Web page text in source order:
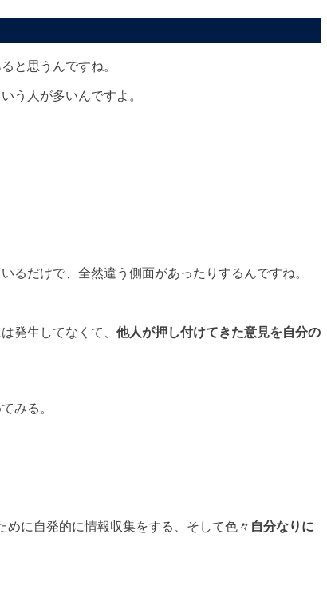
と思うんですね。
う人が多いんですよ。
るだけで、全然違う側面があったりするんですね。
発生してなくて、 他人が押し付けてきた意見を自分の
みる。
に自発的に情報収集をする、そして色々 自分なりに